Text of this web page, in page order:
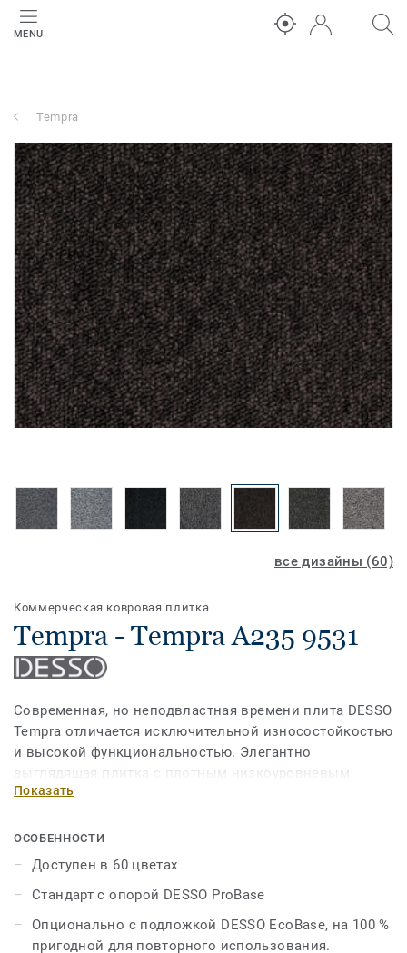
MENU
Tempra
все дизайны (60)
Коммерческая ковровая плитка
Tempra - Tempra A235 9531
Современная, но неподвластная времени плита DESSO
Tempra отличается исключительной износостойкостью
и высокой функциональностью. Элегантно
выглядящая плитка с плотным низкоуровневым
петельным ворсом и яркими цветовыми решениями
загруженные коммерческие офисы. Доступный в
диапазоне 60 цветов с определенными оттенками.
Возможности сочетания дизайнов безграничны!
Показать
ОСОБЕННОСТИ
Доступен в 60 цветах
Стандарт с опорой DESSO ProBase
Опционально с подложкой DESSO EcoBase, на 100 %
пригодной для повторного использования.